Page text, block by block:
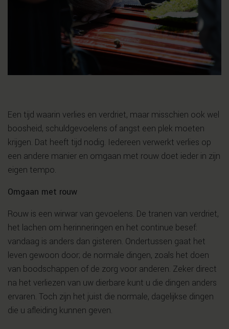
Een tijd waarin verlies en verdriet, maar misschien ook wel
boosheid, schuldgevoelens of angst een plek moeten
krijgen. Dat heeft tijd nodig. Iedereen verwerkt verlies op
een andere manier en omgaan met rouw doet ieder in zijn
eigen tempo.
Omgaan met rouw
Rouw is een wirwar van gevoelens. De tranen van verdriet,
het lachen om herinneringen en het continue besef:
vandaag is anders dan gisteren. Ondertussen gaat het
leven gewoon door; de normale dingen, zoals het doen
van boodschappen of de zorg voor anderen. Zeker direct
na het verliezen van uw dierbare kunt u die dingen anders
ervaren. Toch zijn het juist die normale, dagelijkse dingen
die u afleiding kunnen geven.